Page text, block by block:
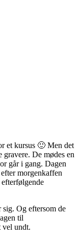
et kursus 🙂 Men det
gravere. De mødes en
går i gang. Dagen
morgenkaffen
sig. Og eftersom de
til
vel undt.